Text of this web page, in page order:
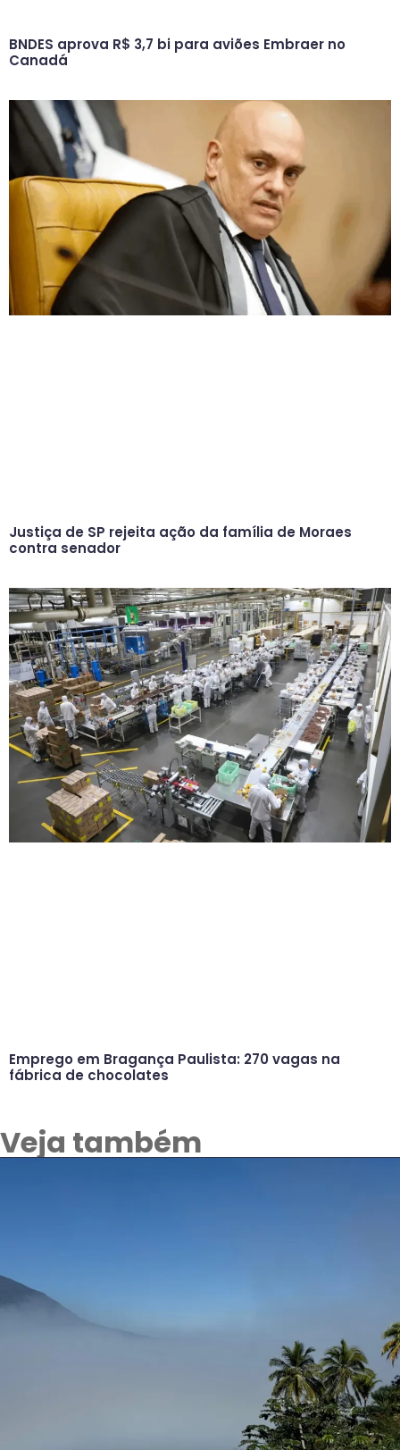
BNDES aprova R$ 3,7 bi para aviões Embraer no
Canadá
Justiça de SP rejeita ação da família de Moraes
contra senador
Emprego em Bragança Paulista: 270 vagas na
fábrica de chocolates
Veja também